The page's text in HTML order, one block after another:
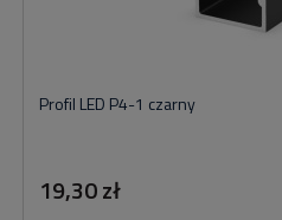
Profil LED P4-1 czarny
19,30 zł